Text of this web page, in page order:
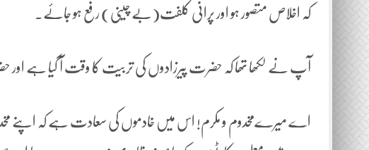
کہ اخلاص متصور ہو اور پرانی کلفت(بے چینی) رفع ہو جائے۔
آپ نے لکھا تھا کہ حضرت پیرزادوں کی تربیت کا وقت آ گیا ہے اور
اے میرےمخدوم و مکرم! اس میں خادموں کی سعادت ہے کہ اپنے